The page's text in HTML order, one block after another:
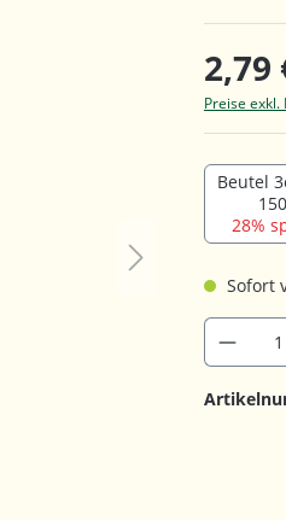
2,79
Preise exkl.
Beutel
28%
Sofort